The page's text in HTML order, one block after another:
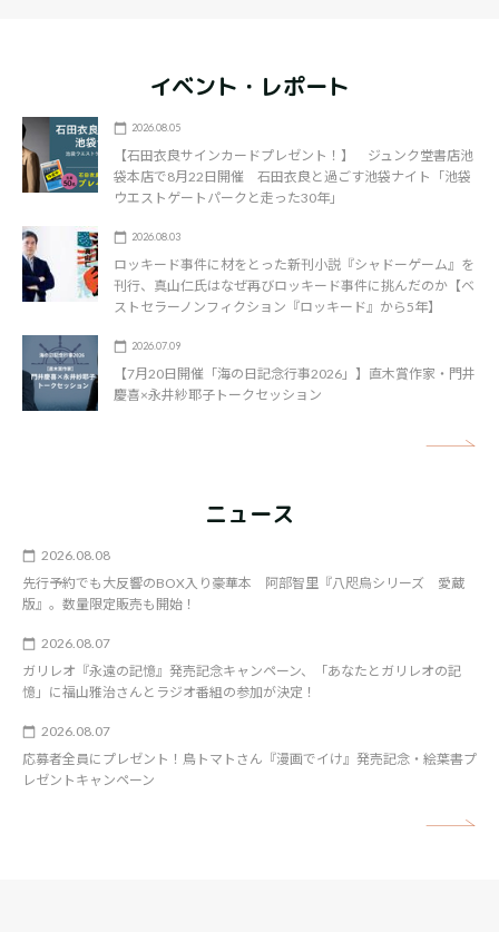
イベント・レポート
2026.08.05
【石田衣良サインカードプレゼント！】 ジュンク堂書店池
袋本店で8月22日開催 石田衣良と過ごす池袋ナイト「池袋
ウエストゲートパークと走った30年」
2026.08.03
ロッキード事件に材をとった新刊小説『シャドーゲーム』を
刊行、真山仁氏はなぜ再びロッキード事件に挑んだのか【ベ
ストセラーノンフィクション『ロッキード』から5年】
2026.07.09
【7月20日開催「海の日記念行事2026」】直木賞作家・門井
慶喜×永井紗耶子トークセッション
ニュース
2026.08.08
先行予約でも大反響のBOX入り豪華本 阿部智里『八咫烏シリーズ 愛蔵
版』。数量限定販売も開始！
2026.08.07
ガリレオ『永遠の記憶』発売記念キャンペーン、「あなたとガリレオの記
憶」に福山雅治さんとラジオ番組の参加が決定！
2026.08.07
応募者全員にプレゼント！鳥トマトさん『漫画でイけ』発売記念・絵葉書プ
レゼントキャンペーン